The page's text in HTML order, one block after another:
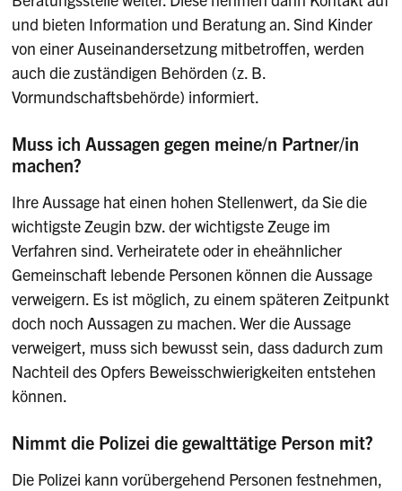
und bieten Information und Beratung an. Sind Kinder
von einer Auseinandersetzung mitbetroffen, werden
auch die zuständigen Behörden (z. B.
Vormundschaftsbehörde) informiert.
Muss ich Aussagen gegen meine/n Partner/in
machen?
Ihre Aussage hat einen hohen Stellenwert, da Sie die
wichtigste Zeugin bzw. der wichtigste Zeuge im
Verfahren sind. Verheiratete oder in eheähnlicher
Gemeinschaft lebende Personen können die Aussage
verweigern. Es ist möglich, zu einem späteren Zeitpunkt
doch noch Aussagen zu machen. Wer die Aussage
verweigert, muss sich bewusst sein, dass dadurch zum
Nachteil des Opfers Beweisschwierigkeiten entstehen
können.
Nimmt die Polizei die gewalttätige Person mit?
Die Polizei kann vorübergehend Personen festnehmen,